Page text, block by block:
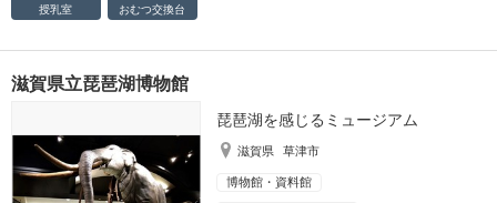
授乳室 おむつ交換台
滋賀県立琵琶湖博物館
琵琶湖を感じるミュージアム
滋賀県 草津市
博物館・資料館